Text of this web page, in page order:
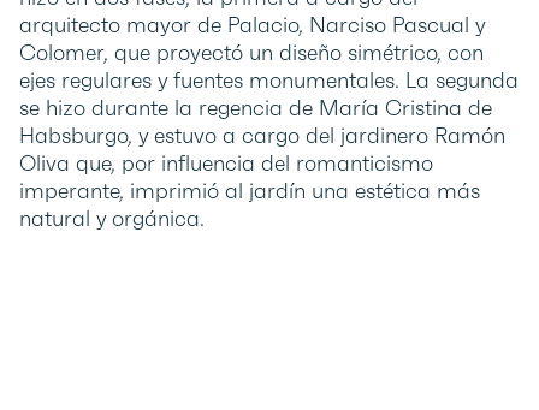
arquitecto mayor de Palacio, Narciso Pascual y
Colomer, que proyectó un diseño simétrico, con
ejes regulares y fuentes monumentales. La segunda
se hizo durante la regencia de María Cristina de
Habsburgo, y estuvo a cargo del jardinero Ramón
Oliva que, por influencia del romanticismo
imperante, imprimió al jardín una estética más
natural y orgánica.